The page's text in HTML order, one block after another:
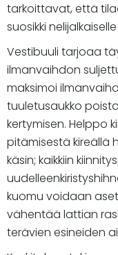
tarkoittavat, että
suosikki
Vestibuuli tarjoaa
ilmanvaihdon
maksimoi
tuuletusaukko
kertymisen. Helppo
pitämisestä kireällä
käsin; kaikkiin
kuomu voidaan
vähentää lattian
terävien esineiden